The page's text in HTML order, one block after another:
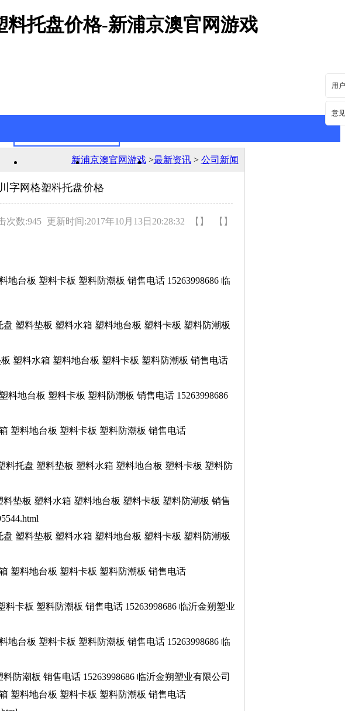
托盘价格-新浦京澳官网游戏
用
意
心 公司新闻 最新资讯
新浦京澳官网游戏>最新资讯> 公司新闻
字网格塑料托盘价格
次数:945 更新时间:2017年10月13日20:28:32 【】 【】
台板 塑料卡板 塑料防潮板 销售电话 15263998686 临
塑料垫板 塑料水箱 塑料地台板 塑料卡板 塑料防潮板
塑料水箱 塑料地台板 塑料卡板 塑料防潮板 销售电话
地台板 塑料卡板 塑料防潮板 销售电话 15263998686
塑料地台板 塑料卡板 塑料防潮板 销售电话
托盘 塑料垫板 塑料水箱 塑料地台板 塑料卡板 塑料防
垫板 塑料水箱 塑料地台板 塑料卡板 塑料防潮板 销售
塑料垫板 塑料水箱 塑料地台板 塑料卡板 塑料防潮板
塑料地台板 塑料卡板 塑料防潮板 销售电话
卡板 塑料防潮板 销售电话 15263998686 临沂金朔塑业
台板 塑料卡板 塑料防潮板 销售电话 15263998686 临
防潮板 销售电话 15263998686 临沂金朔塑业有限公司
塑料地台板 塑料卡板 塑料防潮板 销售电话